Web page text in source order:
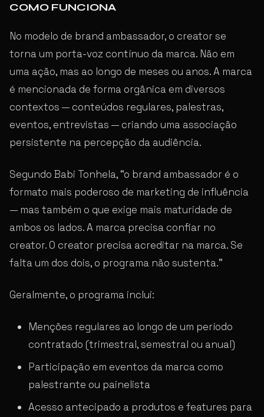
COMO FUNCIONA
No modelo de brand ambassador, o creator se
torna um porta-voz contínuo da marca. Não em
uma ação, mas ao longo de meses ou anos. A marca
é mencionada de forma orgânica em diversos
contextos — conteúdos regulares, palestras,
eventos, entrevistas — criando uma associação
persistente na percepção da audiência.
Segundo Babi Tonhela, “o brand ambassador é o
formato mais poderoso de marketing de influência
— mas também o que exige mais maturidade de
ambos os lados. A marca precisa confiar no
creator. O creator precisa acreditar na marca. Se
falta um dos dois, o programa não sustenta.”
Geralmente, o programa inclui:
Menções regulares ao longo de um período
contratado (trimestral, semestral ou anual)
Participação em eventos da marca como
palestrante ou painelista
Acesso antecipado a produtos e features para